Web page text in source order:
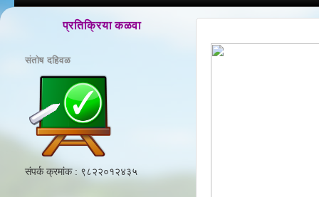
प्रतिक्रिया कळवा
संतोष दहिवळ
संपर्क क्रमांक : ९८२२०१२४३५